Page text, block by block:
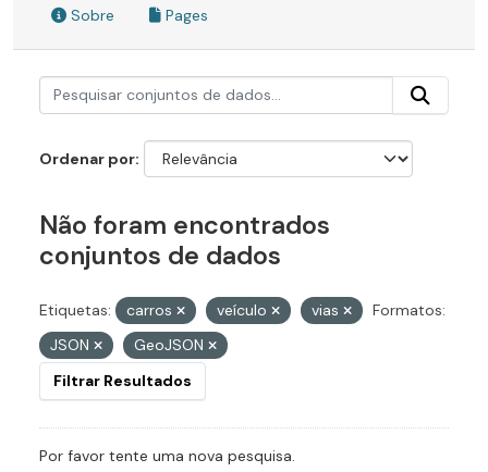
Sobre Pages
Ordenar por
Não foram encontrados
conjuntos de dados
Etiquetas: carros veículo vias
Formatos:
JSON
GeoJSON
Filtrar Resultados
Por favor tente uma nova pesquisa.